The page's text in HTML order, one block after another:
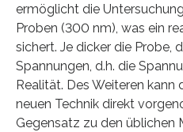
ermöglicht die
Proben (300 nm), was ein
sichert. Je dicker die Probe,
Spannungen, d.h. die
Realität. Des Weiteren kann
neuen Technik direkt
Gegensatz zu den üblichen